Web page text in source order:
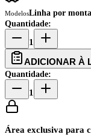
ModelosLinha por
Quantidade:
1
ADICIONAR À
Quantidade:
1
Área exclusiva para